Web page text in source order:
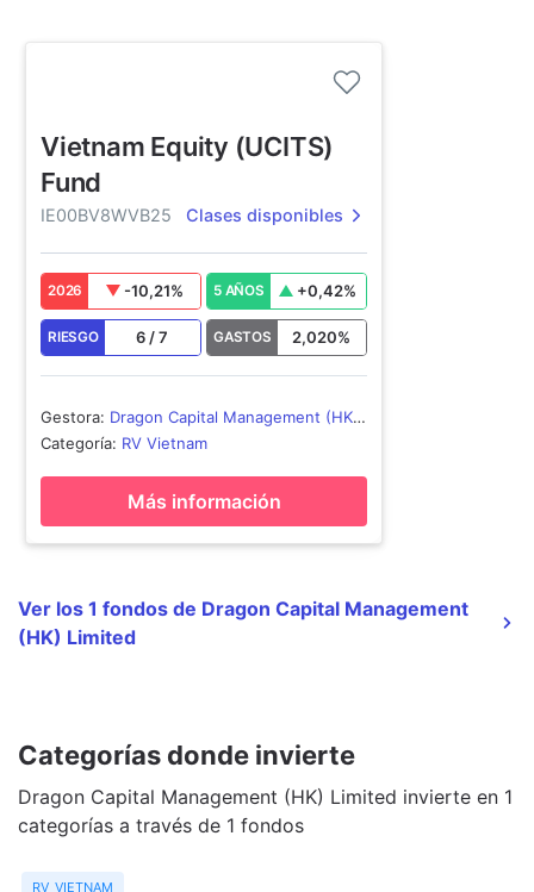
Vietnam Equity (UCITS)
Fund
IE00BV8WVB25 Clases disponibles
2026 -10,21% 5 AÑOS +0,42%
RIESGO 6 /7 GASTOS 2,020%
Gestora: Dragon Capital Management (HK)
Limited
Categoría: RV Vietnam
Más información
Ver los 1 fondos de Dragon Capital Management
(HK) Limited
Categorías donde invierte
Dragon Capital Management (HK) Limited invierte en 1
categorías a través de 1 fondos
rv vietnam